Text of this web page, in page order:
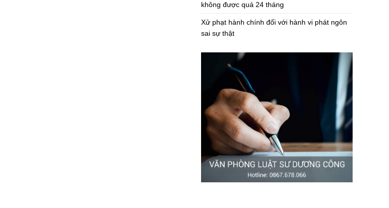
không được quá 24 tháng
Xử phạt hành chính đối với hành vi phát ngôn
sai sự thật